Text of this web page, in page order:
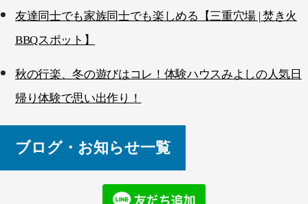
友達同士でも家族同士でも楽しめる【三重穴場 | 焚き火
BBQスポット】
秋の行楽、冬の遊びはコレ！体験ハウスみよしの人気日
帰り体験で思い出作り！
ブログ・お知らせ一覧